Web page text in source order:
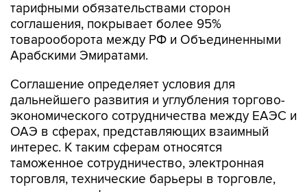
тарифными обязательствами сторон
соглашения, покрывает более 95%
товарооборота между РФ и Объединенными
Арабскими Эмиратами.
Соглашение определяет условия для
дальнейшего развития и углубления торгово-
экономического сотрудничества между ЕАЭС и
ОАЭ в сферах, представляющих взаимный
интерес. К таким сферам относятся
таможенное сотрудничество, электронная
торговля, технические барьеры в торговле,